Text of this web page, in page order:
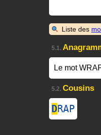
Liste des
5.1.
Le mot
5.2. Cousins
DRAP